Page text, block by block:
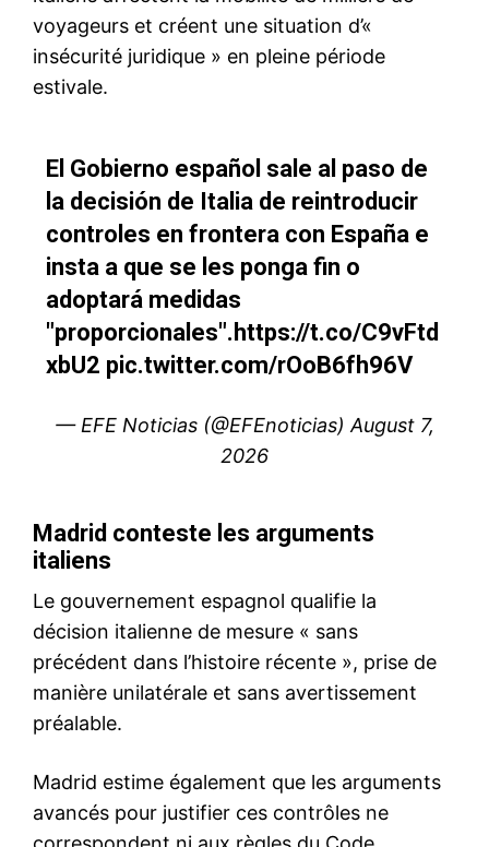
le1.ma
l'intelligence de
l'information